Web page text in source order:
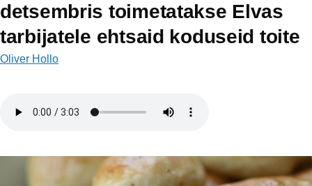
detsembris toimetatakse Elvas
tarbijatele ehtsaid koduseid toite
Oliver Hollo